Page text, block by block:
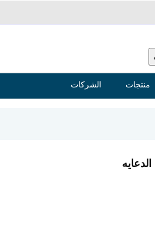
منتجات الشركات